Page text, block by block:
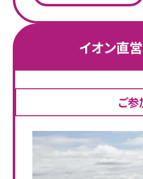
イオン直
ご参